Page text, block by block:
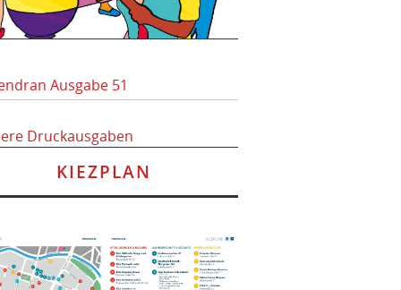
Ausgabe 51
Druckausgaben
KIEZPLAN